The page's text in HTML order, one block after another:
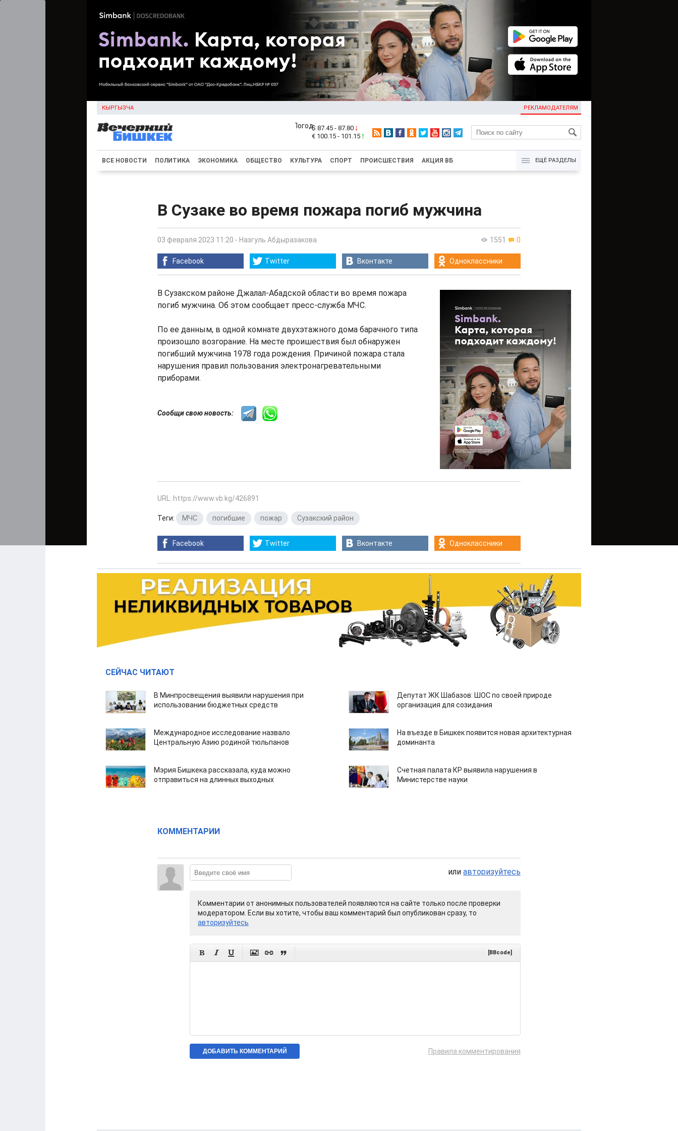
КЫРГЫЗЧА РЕКЛАМОДАТЕЛЯМ
KG
$ 87.45 - 87.80
€ 100.15 - 101.15
ВСЕ НОВОСТИ ПОЛИТИКА ЭКОНОМИКА ОБЩЕСТВО КУЛЬТУРА СПОРТ ПРОИСШЕСТВИЯ АКЦИЯ ВБ ЕЩЁ РАЗДЕЛЫ
В Сузаке во время пожара погиб мужчина
1551 0
03 февраля 2023 11:20 - Назгуль Абдыразакова
Facebook Twitter Вконтакте Одноклассники
В Сузакском районе Джалал-Абадской области во время пожара
погиб мужчина. Об этом сообщает пресс-служба МЧС.
По ее данным, в одной комнате двухэтажного дома барачного типа
произошло возгорание. На месте проишествия был обнаружен
погибший мужчина 1978 года рождения. Причиной пожара стала
нарушения правил пользования электронагревательными
приборами.
Сообщи свою новость:
URL: https://www.vb.kg/426891
Теги: МЧС погибшие пожар Сузакский район
Facebook Twitter Вконтакте Одноклассники
СЕЙЧАС ЧИТАЮТ
В Минпросвещения выявили нарушения при
использовании бюджетных средств
Депутат ЖК Шабазов: ШОС по своей природе
организация для созидания
Международное исследование назвало
Центральную Азию родиной тюльпанов
На въезде в Бишкек появится новая архитектурная
доминанта
Мэрия Бишкека рассказала, куда можно
отправиться на длинных выходных
Счетная палата КР выявила нарушения в
Министерстве науки
КОММЕНТАРИИ
или авторизуйтесь
Комментарии от анонимных пользователей появляются на сайте только после проверки
модератором. Если вы хотите, чтобы ваш комментарий был опубликован сразу, то
авторизуйтесь
      [BBcode]
Правила комментирования